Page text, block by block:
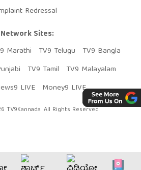
Redressal
Network Sites:
Marathi TV9 Telugu
TV9 Bangla
TV9 Tamil
TV9 Malayalam
LIVE Money9 LIVE
TV9Kannada. All Rights Reserved.